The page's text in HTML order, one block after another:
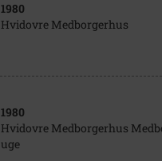
1980
Hvidovre Medborgerhus
1980
Hvidovre Medborgerhus
uge